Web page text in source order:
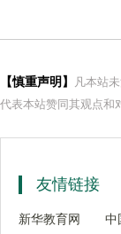
【慎重声明】
凡本站
代表本站赞同其观点和
友情链接
新华教育网 中